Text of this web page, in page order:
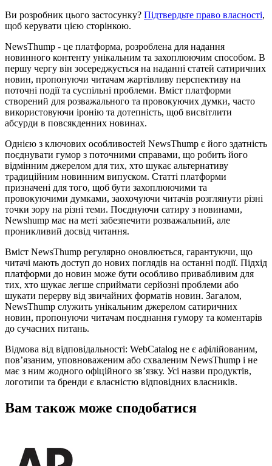
Ви розробник цього застосунку? Підтвердьте право власності,
щоб керувати цією сторінкою.
NewsThump - це платформа, розроблена для надання
новинного контенту унікальним та захоплюючим способом. В
першу чергу він зосереджується на наданні статей сатиричних
новин, пропонуючи читачам жартівливу перспективу на
поточні події та суспільні проблеми. Вміст платформи
створений для розважального та провокуючих думки, часто
використовуючи іронію та дотепність, щоб висвітлити
абсурди в повсякденних новинах.
Однією з ключових особливостей NewsThump є його здатність
поєднувати гумор з поточними справами, що робить його
відмінним джерелом для тих, хто шукає альтернативу
традиційним новинним випуском. Статті платформи
призначені для того, щоб бути захоплюючими та
провокуючими думками, заохочуючи читачів розглянути різні
точки зору на різні теми. Поєднуючи сатиру з новинами,
Newshump має на меті забезпечити розважальний, але
проникливий досвід читання.
Вміст NewsThump регулярно оновлюється, гарантуючи, що
читачі мають доступ до нових поглядів на останні події. Підхід
платформи до новин може бути особливо привабливим для
тих, хто шукає легше сприймати серйозні проблеми або
шукати перерву від звичайних форматів новин. Загалом,
NewsThump служить унікальним джерелом сатиричних
новин, пропонуючи читачам поєднання гумору та коментарів
до сучасних питань.
Відмова від відповідальності: WebCatalog не є афілійованим,
пов’язаним, уповноваженим або схваленим NewsThump і не
має з ним жодного офіційного зв’язку. Усі назви продуктів,
логотипи та бренди є власністю відповідних власників.
Вам також може сподобатися